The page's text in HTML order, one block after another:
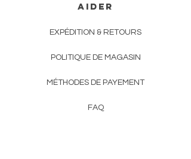
AIDER
EXPÉDITION & RETOURS
POLITIQUE DE MAGASIN
MÉTHODES DE PAYEMENT
FAQ